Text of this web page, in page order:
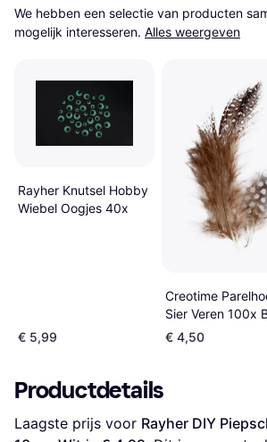
We hebben een selectie van producten
mogelijk interesseren. Alles weergeven
Rayher Knutsel Hobby
Wiebel Oogjes 40x
€ 5,99
Creotime
Sier Veren 100x
Hobby Knutselen
Pasen
€ 4,50
Productdetails
Laagste prijs voor Rayher DIY